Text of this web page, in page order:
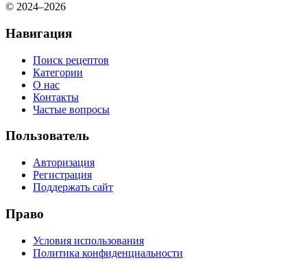
© 2024–2026
Навигация
Поиск рецептов
Категории
О нас
Контакты
Частые вопросы
Пользователь
Авторизация
Регистрация
Поддержать сайт
Право
Условия использования
Политика конфиденциальности